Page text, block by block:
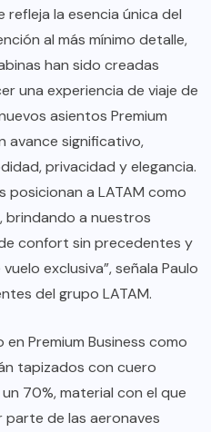
refleja la esencia única del
al más mínimo detalle,
han sido creadas
una experiencia de viaje de
asientos Premium
avance significativo,
privacidad y elegancia.
posicionan a LATAM como
brindando a nuestros
confort sin precedentes y
exclusiva”, señala Paulo
del grupo LATAM.
Premium Business como
tapizados con cuero
70%, material con el que
parte de las aeronaves